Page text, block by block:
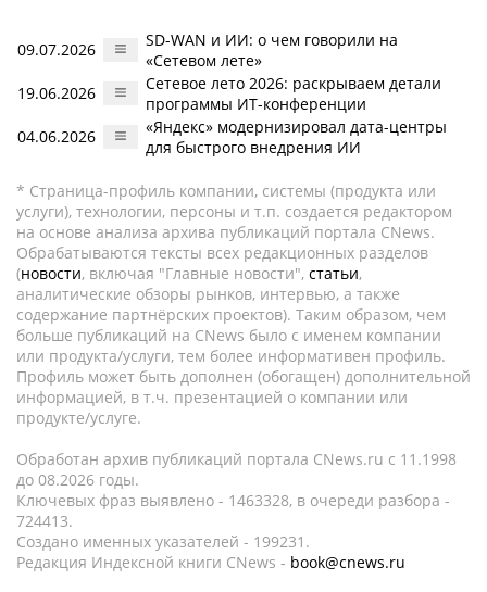
09.07.2026
SD-WAN и ИИ: о чем говорили на
«Сетевом лете»
19.06.2026
Сетевое лето 2026: раскрываем детали
программы ИТ-конференции
04.06.2026
«Яндекс» модернизировал дата-центры
для быстрого внедрения ИИ
* Страница-профиль компании, системы (продукта или
услуги), технологии, персоны и т.п. создается редактором
на основе анализа архива публикаций портала CNews.
Обрабатываются тексты всех редакционных разделов
(новости, включая "Главные новости", статьи,
аналитические обзоры рынков, интервью, а также
содержание партнёрских проектов). Таким образом, чем
больше публикаций на CNews было с именем компании
или продукта/услуги, тем более информативен профиль.
Профиль может быть дополнен (обогащен) дополнительной
информацией, в т.ч. презентацией о компании или
продукте/услуге.
Обработан архив публикаций портала CNews.ru c 11.1998
до 08.2026 годы.
Ключевых фраз выявлено - 1463328, в очереди разбора -
724413.
Создано именных указателей - 199231.
Редакция Индексной книги CNews - book@cnews.ru